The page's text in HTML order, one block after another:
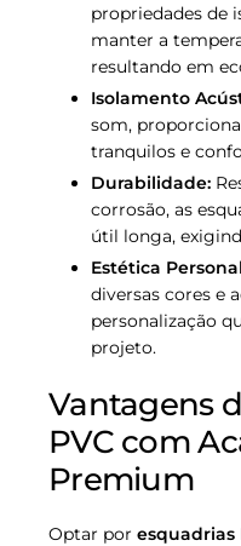
propriedades de
manter a
resultando em
Isolamento
som,
tranquilos e
Durabilidade:
corrosão, as
útil longa,
Estética
diversas cores e
personalização
projeto.
Vantagens
PVC com
Premium
Optar por esquadrias